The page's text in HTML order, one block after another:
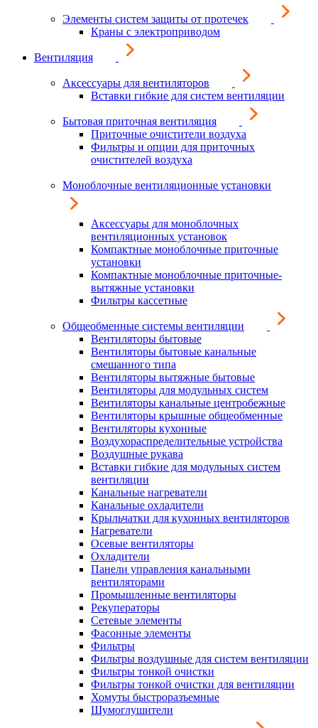
Элементы систем защиты от протечек
Краны с электроприводом
Вентиляция
Аксессуары для вентиляторов
Вставки гибкие для систем вентиляции
Бытовая приточная вентиляция
Приточные очистители воздуха
Фильтры и опции для приточных
очистителей воздуха
Моноблочные вентиляционные установки
Аксессуары для моноблочных
вентиляционных установок
Компактные моноблочные приточные
установки
Компактные моноблочные приточные-
вытяжные установки
Фильтры кассетные
Общеобменные системы вентиляции
Вентиляторы бытовые
Вентиляторы бытовые канальные
смешанного типа
Вентиляторы вытяжные бытовые
Вентиляторы для модульных систем
Вентиляторы канальные центробежные
Вентиляторы крышные общеобменные
Вентиляторы кухонные
Воздухораспределительные устройства
Воздушные рукава
Вставки гибкие для модульных систем
вентиляции
Канальные нагреватели
Канальные охладители
Крыльчатки для кухонных вентиляторов
Нагреватели
Осевые вентиляторы
Охладители
Панели управления канальными
вентиляторами
Промышленные вентиляторы
Рекуператоры
Сетевые элементы
Фасонные элементы
Фильтры
Фильтры воздушные для систем вентиляции
Фильтры тонкой очистки
Фильтры тонкой очистки для вентиляции
Хомуты быстроразъемные
Шумоглушители